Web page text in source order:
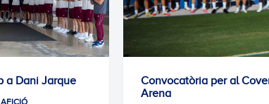
Convocatòria per al Coventry City Building